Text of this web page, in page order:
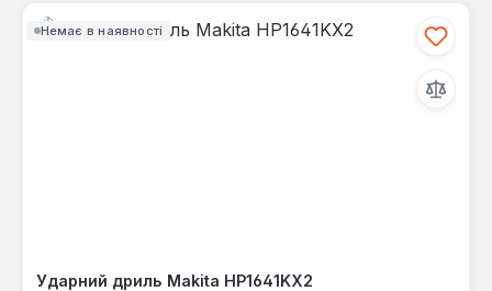
Немає в наявності
Ударний дриль Makita HP1641KX2